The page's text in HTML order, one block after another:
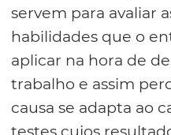
servem para avaliar
habilidades que o
aplicar na hora de
trabalho e assim
causa se adapta ao
testes cujos